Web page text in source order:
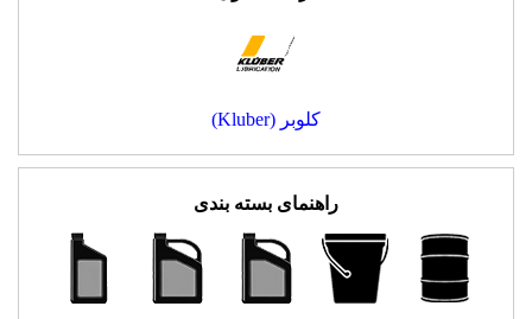
کلوبر (Kluber)
راهنمای بسته بندی